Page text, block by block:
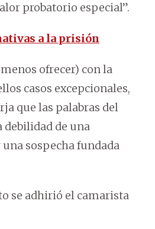
probatorio especial”.
a la prisión
ofrecer) con la
casos excepcionales,
que las palabras del
debilidad de una
sospecha fundada
se adhirió el camarista